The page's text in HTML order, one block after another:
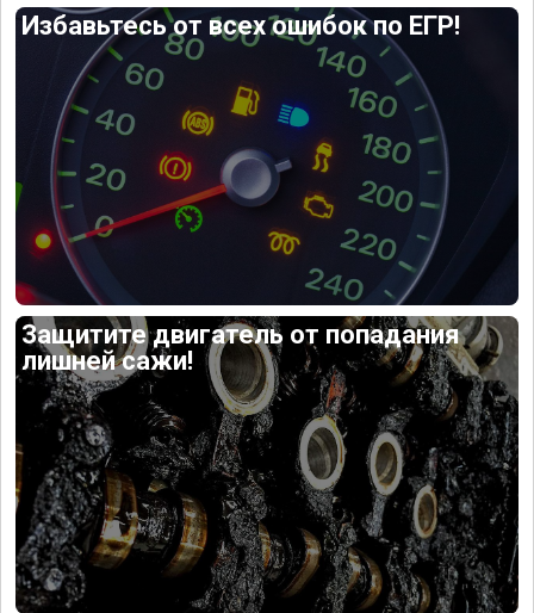
Избавьтесь от всех ошибок по ЕГР!
Защитите двигатель от попадания
лишней сажи!